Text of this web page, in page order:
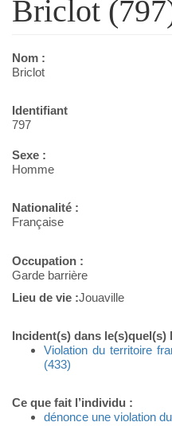
Briclot
Nom :
Briclot
Identifiant
797
Sexe :
Homme
Nationalité :
Française
Occupation :
Garde barrière
Lieu de vie :Jouaville
Incident(s) dans
Violation du territoire
(433)
Ce que fait l’individu :
dénonce une violation